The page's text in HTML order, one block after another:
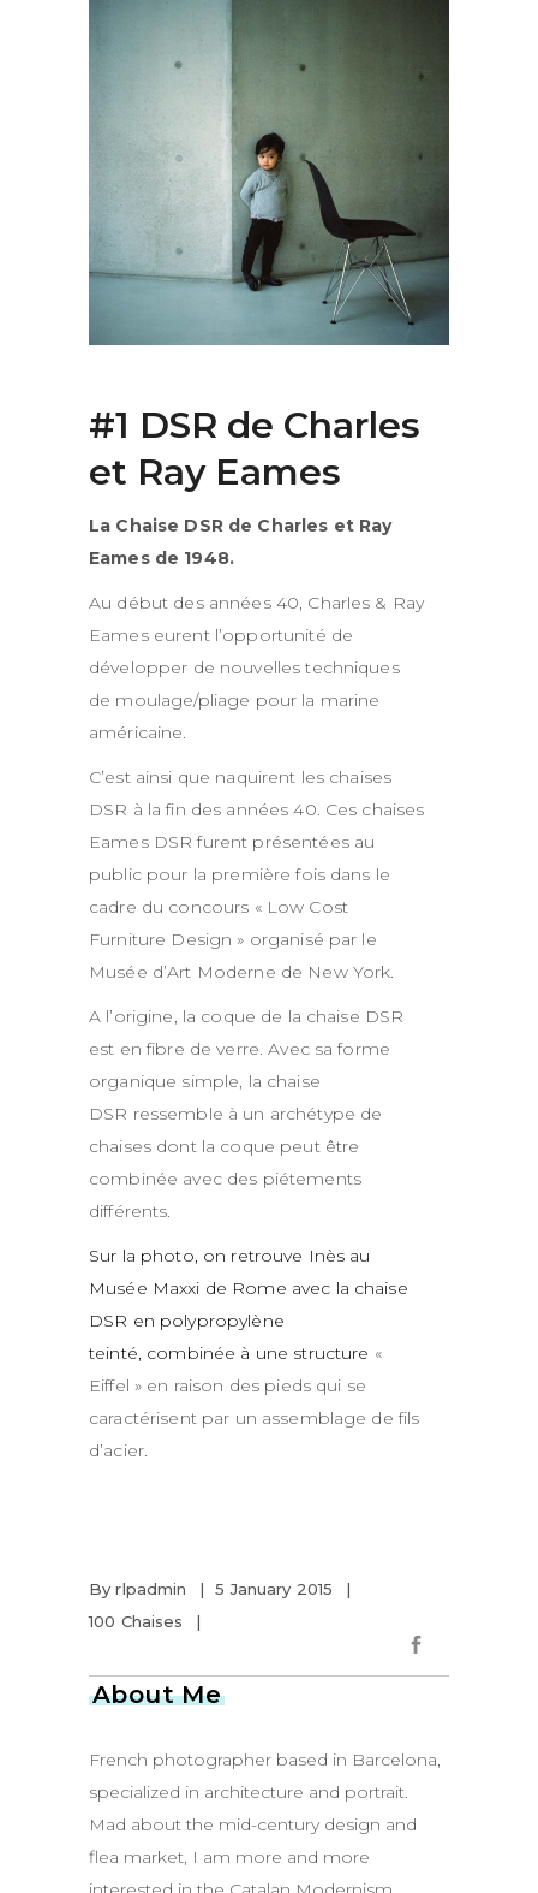
#1 DSR de Charles
et Ray Eames
La Chaise DSR de Charles et Ray
Eames de 1948.
Au début des années 40, Charles & Ray
Eames eurent l’opportunité de
développer de nouvelles techniques
de moulage/pliage pour la marine
américaine.
C’est ainsi que naquirent les chaises
DSR à la fin des années 40. Ces chaises
Eames DSR furent présentées au
public pour la première fois dans le
cadre du concours « Low Cost
Furniture Design » organisé par le
Musée d’Art Moderne de New York.
A l’origine, la coque de la chaise DSR
est en fibre de verre. Avec sa forme
organique simple, la chaise
DSR ressemble à un archétype de
chaises dont la coque peut être
combinée avec des piétements
différents.
Sur la photo, on retrouve Inès au
Musée Maxxi de Rome avec la chaise
DSR en polypropylène
teinté, combinée à une structure «
Eiffel » en raison des pieds qui se
caractérisent par un assemblage de fils
d’acier.
Byrlpadmin
5 January 2015
100 Chaises
About Me
French photographer based in Barcelona,
specialized in architecture and portrait.
Mad about the mid-century design and
flea market, I am more and more